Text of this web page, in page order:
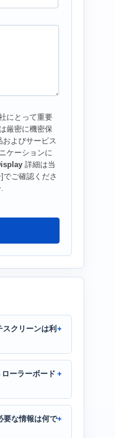
にとって重要
厳密に機密保
よびサービス
ケーションに
詳細は当
ご確認くださ
.
クリーンは利
ーラーボード
要な情報は何で